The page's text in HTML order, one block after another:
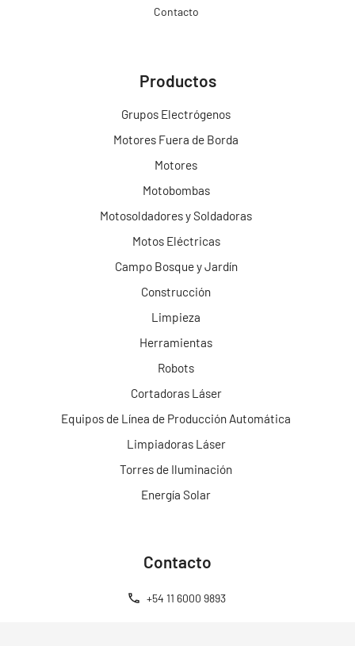
Contacto
Productos
Grupos Electrógenos
Motores Fuera de Borda
Motores
Motobombas
Motosoldadores y Soldadoras
Motos Eléctricas
Campo Bosque y Jardín
Construcción
Limpieza
Herramientas
Robots
Cortadoras Láser
Equipos de Línea de Producción Automática
Limpiadoras Láser
Torres de Iluminación
Energía Solar
Contacto
+54 11 6000 9893